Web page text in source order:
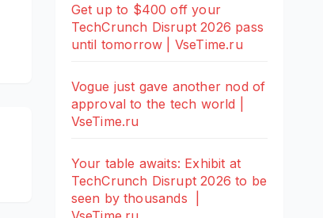
Get up to $400 off your
TechCrunch Disrupt 2026 pass
until tomorrow | VseTime.ru
Vogue just gave another nod of
approval to the tech world |
VseTime.ru
Your table awaits: Exhibit at
TechCrunch Disrupt 2026 to be
seen by thousands |